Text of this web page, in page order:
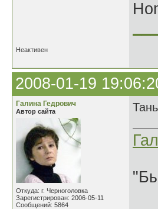
Неактивен
2008-01-19
Галина Гедрович
Автор сайта
Откуда: г. Черноголовка
Зарегистрирован: 2006-05-11
Сообщений: 5864